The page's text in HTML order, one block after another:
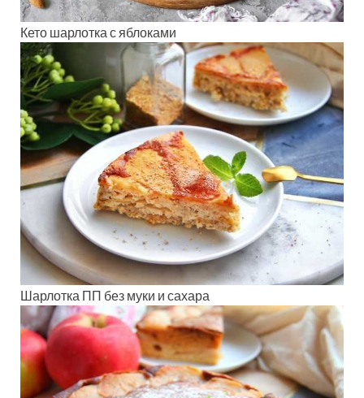
Кето шарлотка с яблоками
Шарлотка ПП без муки и сахара